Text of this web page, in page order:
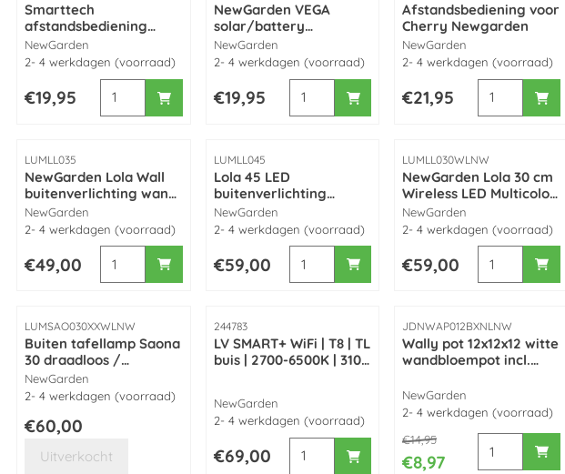
Smarttech
afstandsbediening
(zonne-energie +
oplaadbare batterij)
Newgarden
Merk:
NewGarden
2- 4 werkdagen (voorraad)
Prijs: 19,95
€19,95 Aantal kiezen voor Smarttech afstandsbediening (zonne-energie +
NewGarden VEGA
solar/battery
tafellamp (oplaadbaar)
Merk:
NewGarden
2- 4 werkdagen (voorraad)
Prijs: 19,95
€19,95 Aantal kiezen voor NewGarden VEGA
Afstandsbediening voor
Cherry Newgarden
Merk:
NewGarden
2- 4 werkdagen (voorraad)
Prijs: 21,95
€21,95 Aantal
Artikelnummer
LUMLL035
NewGarden Lola Wall
buitenverlichting wand
lamp wit kunststof
Merk:
NewGarden
2- 4 werkdagen (voorraad)
Prijs: 49,00
€49,00 Aantal kiezen voor NewGarden Lola Wall buitenverlichting wand lamp wit
Artikelnummer
LUMLL045
Lola 45 LED
buitenverlichting
staande lamp wit
kunststof 45cm made
by NewGarden
Merk:
NewGarden
2- 4 werkdagen (voorraad)
Prijs: 59,00
€59,00 Aantal kiezen voor Lola 45 LED
Artikelnummer
LUMLL030WLNW
NewGarden Lola 30 cm
Wireless LED Multicolor
buitenverlichting
staande lamp wit
Merk:
NewGarden
2- 4 werkdagen (voorraad)
Prijs: 59,00
€59,00 Aantal
Artikelnummer
LUMSAO030XXWLNW
Buiten tafellamp Saona
30 draadloos /
oplaadbaar made by
NewGarden
Merk:
NewGarden
2- 4 werkdagen (voorraad)
Prijs: 60,00
€60,00
Uitverkocht
Artikelnummer
244783
LV SMART+ WiFi | T8 | TL
buis | 2700-6500K | 3100
Merk:
NewGarden
2- 4 werkdagen (voorraad)
Prijs: 69,00
€69,00 Aantal kiezen voor LV SMART+ WiFi | T8 |
Artikelnummer
JDNWAP012BXNLNW
Wally pot 12x12x12 witte
wandbloempot incl.
made by NewGarden
Merk:
NewGarden
2- 4 werkdagen (voorraad)
Van 14,95 voor 8,97
€14,95
€8,97
Aantal